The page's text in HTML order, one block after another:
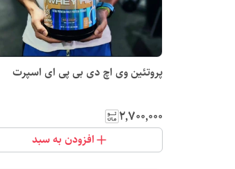
پروتئین وی اچ دی بی پی ای اسپرت
۲٬۷۰۰٬۰۰۰
افزودن به سبد